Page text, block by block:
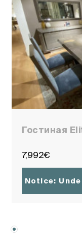
Гостиная
7,992€
Notice: